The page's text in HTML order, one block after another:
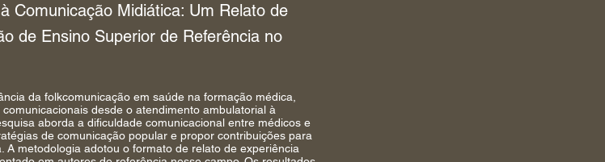
Comunicação Midiática: Um Relato de
de Ensino Superior de Referência no
da folkcomunicação em saúde na formação médica,
desde o atendimento ambulatorial à
aborda a dificuldade comunicacional entre médicos e
de comunicação popular e propor contribuições para
A metodologia adotou o formato de relato de experiência